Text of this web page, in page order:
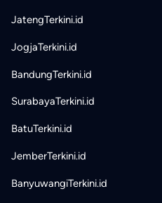
JatengTerkini.id
JogjaTerkini.id
BandungTerkini.id
SurabayaTerkini.id
BatuTerkini.id
JemberTerkini.id
BanyuwangiTerkini.id